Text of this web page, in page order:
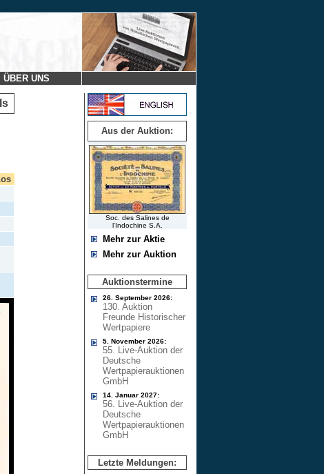
ÜBER UNS
Aus der Auktion:
Soc. des Salines de
l‘Indochine S.A.
Mehr zur Aktie
Mehr zur Auktion
Auktionstermine
26. September 2026:
130. Auktion
Freunde Historischer
Wertpapiere
5. November 2026:
55. Live-Auktion der
Deutsche
Wertpapierauktionen
GmbH
14. Januar 2027:
56. Live-Auktion der
Deutsche
Wertpapierauktionen
GmbH
Letzte Meldungen: